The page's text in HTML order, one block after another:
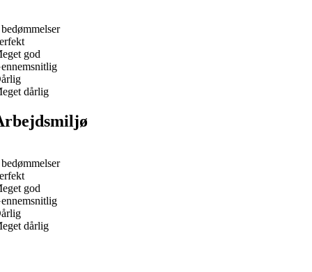
god
dårlig
god
dårlig